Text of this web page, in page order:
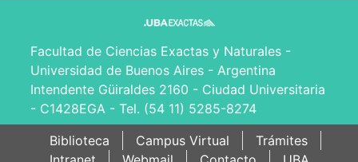
Facultad de Ciencias Exactas y Naturales -
Universidad de Buenos Aires - Argentina
Intendente Güiraldes 2160 - Ciudad Universitaria
- C1428EGA - Tel. (54 11) 5285-8274
Biblioteca
Campus Virtual
Trámites